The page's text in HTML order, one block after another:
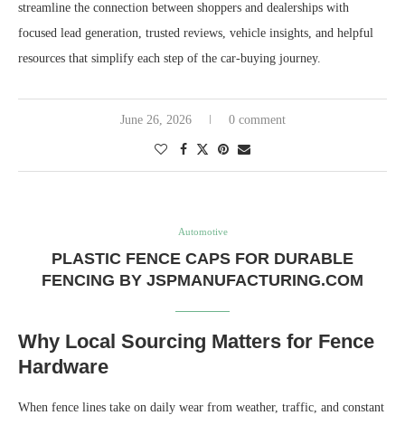
streamline the connection between shoppers and dealerships with
focused lead generation, trusted reviews, vehicle insights, and helpful
resources that simplify each step of the car-buying journey.
June 26, 2026 0 comment
Automotive
PLASTIC FENCE CAPS FOR DURABLE
FENCING BY JSPMANUFACTURING.COM
Why Local Sourcing Matters for Fence
Hardware
When fence lines take on daily wear from weather, traffic, and constant